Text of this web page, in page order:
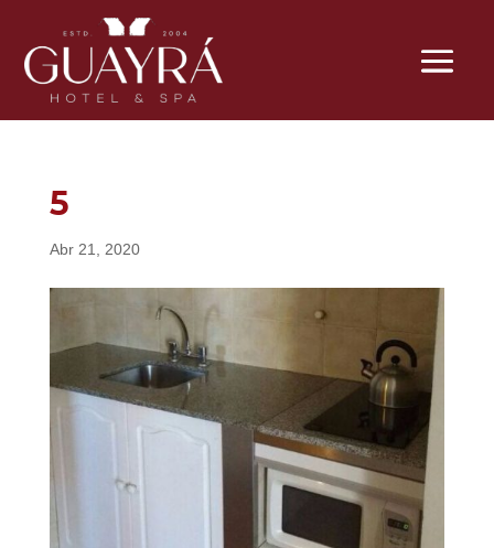
5
Abr 21, 2020